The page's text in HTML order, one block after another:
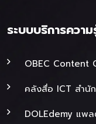
ระบบบริการควา
OBEC Content
คลังสื่อ ICT สำนั
DOLEdemy แพล